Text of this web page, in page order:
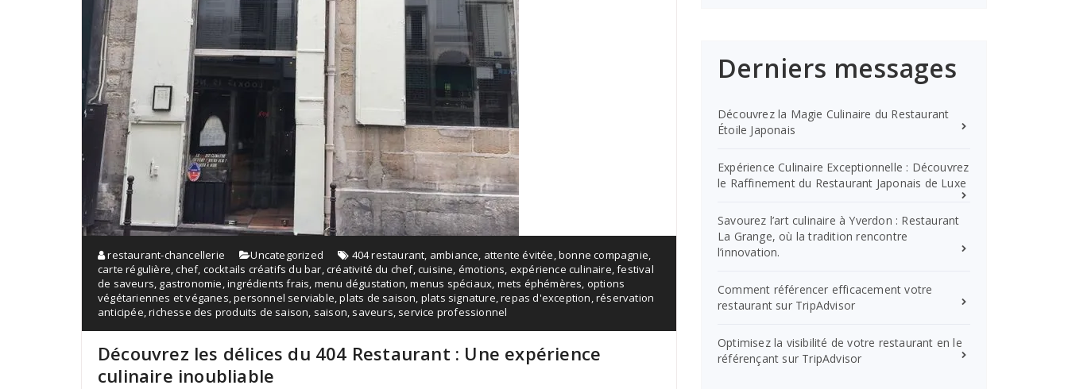
restaurant-chancellerie Uncategorized 404 restaurant, ambiance, attente évitée,bonne compagnie,
carte régulière,chef, cocktails créatifs du bar,créativité du chef,cuisine, émotions, expérience culinaire,festival
de saveurs, gastronomie,ingrédients frais, menu dégustation,menus spéciaux, mets éphémères, options
végétariennes et véganes,personnel serviable,plats de saison, plats signature,repas d'exception,réservation
anticipée,richesse des produits de saison, saison, saveurs, service professionnel
Découvrez les délices du 404 Restaurant : Une expérience
culinaire inoubliable
Derniers messages
Découvrez la Magie Culinaire du Restaurant
Étoile Japonais
Expérience Culinaire Exceptionnelle : Découvrez
le Raffinement du Restaurant Japonais de Luxe
Savourez l’art culinaire à Yverdon : Restaurant
La Grange, où la tradition rencontre
l’innovation.
Comment référencer efficacement votre
restaurant sur TripAdvisor
Optimisez la visibilité de votre restaurant en le
référençant sur TripAdvisor